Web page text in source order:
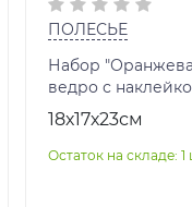
ПОЛЕСЬЕ
Набор
ведро с
грабельки №5,
мост + зам
18х17х23см
Остаток на складе: 1